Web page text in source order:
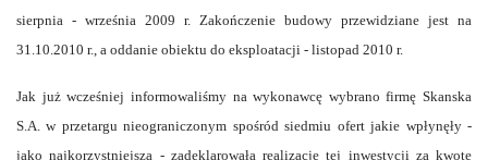
sierpnia - września 2009 r. Zakończenie budowy przewidziane jest na
31.10.2010 r., a oddanie obiektu do eksploatacji - listopad 2010 r.
Jak już wcześniej informowaliśmy na wykonawcę wybrano firmę Skanska
S.A. w przetargu nieograniczonym spośród siedmiu ofert jakie wpłynęły -
jako najkorzystniejszą - zadeklarowała realizację tej inwestycji za kwotę